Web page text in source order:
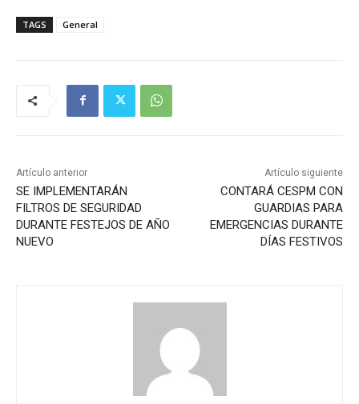
TAGS General
Artículo anterior
SE IMPLEMENTARÁN
FILTROS DE SEGURIDAD
DURANTE FESTEJOS DE AÑO
NUEVO
Artículo siguiente
CONTARÁ CESPM CON
GUARDIAS PARA
EMERGENCIAS DURANTE
DÍAS FESTIVOS